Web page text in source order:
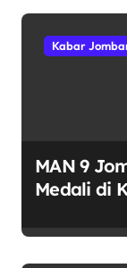
Kabar
MAN 9
Medali di